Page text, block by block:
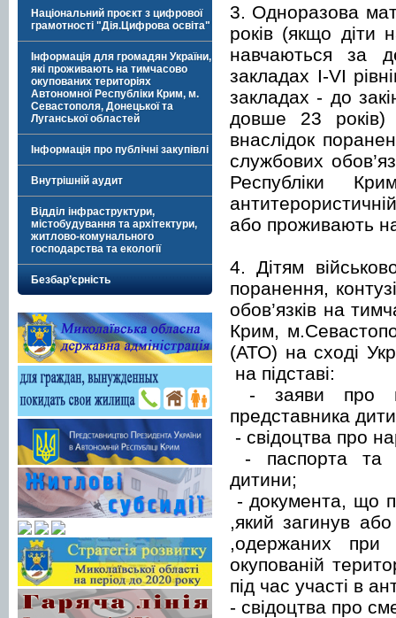
Національний проєкт з цифрової
грамотності "Дія.Цифрова освіта"
Інформація для громадян України,
які проживають на тимчасово
окупованих територіях
Автономної Республіки Крим, м.
Севастополя, Донецької та
Луганської областей
Інформація про публічні закупівлі
Внутрішній аудит
Відділ інфраструктури,
містобудування та архітектури,
житлово-комунального
господарства та екології
Безбар’єрність
3. Одноразова
років (якщо
навчаються за
закладах І-VІ
закладах - до
довше 23 років)
внаслідок
службових
Республіки
або проживають
4. Дітям
поранення,
обов’язків на
Крим,
(АТО) на сході
на підставі:
- заяви про
представника
- свідоцтва про
- паспорта та
дитини;
- документа, що
,який загинув
,одержаних при
окупованій
під час участі в
- свідоцтва про